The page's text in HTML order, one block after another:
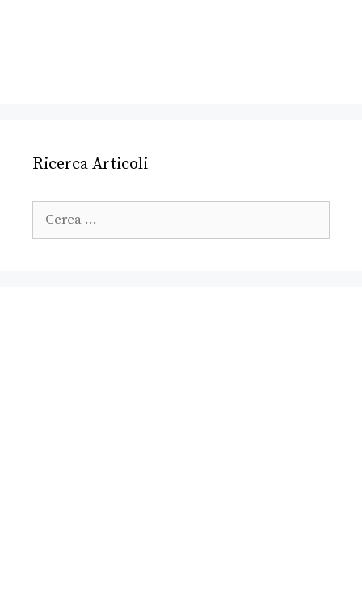
Ricerca Articoli